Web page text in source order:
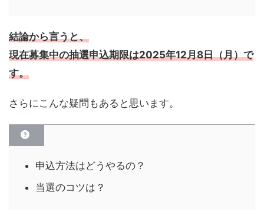
結論から言うと、
現在募集中の抽選申込期限は2025年12月8日（月）で
す。
さらにこんな疑問もあると思います。
申込方法はどうやるの？
当選のコツは？